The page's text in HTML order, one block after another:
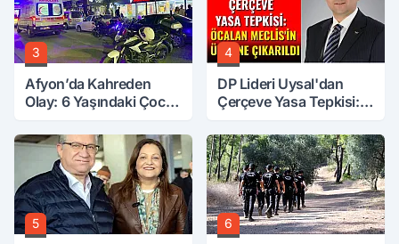
3
Afyon’da Kahreden
Olay: 6 Yaşındaki Çocuk
4
DP Lideri Uysal'dan
Çerçeve Yasa Tepkisi:
Üzerine Çıkarıldı
5 6